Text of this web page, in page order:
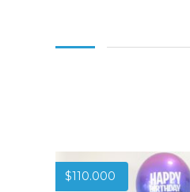
$110.000